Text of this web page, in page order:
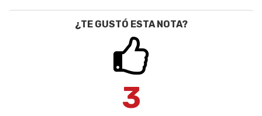
¿TE GUSTÓ ESTA NOTA?
3